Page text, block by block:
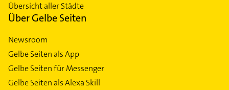
Übersicht aller Städte
Über Gelbe Seiten
Newsroom
Gelbe Seiten als App
Gelbe Seiten für Messenger
Gelbe Seiten als Alexa Skill